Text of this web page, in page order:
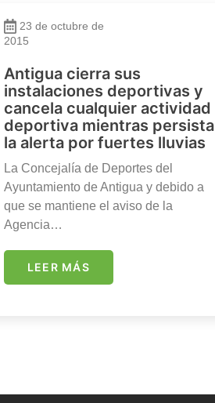
23 de octubre de
2015
Antigua cierra sus
instalaciones deportivas y
cancela cualquier actividad
deportiva mientras persista
la alerta por fuertes lluvias
La Concejalía de Deportes del
Ayuntamiento de Antigua y debido a
que se mantiene el aviso de la
Agencia…
LEER MÁS